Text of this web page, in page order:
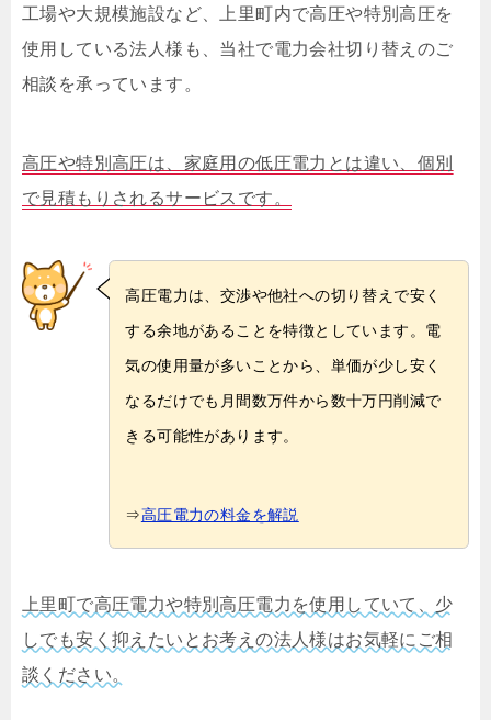
工場や大規模施設など、上里町内で高圧や特別高圧を
使用している法人様も、当社で電力会社切り替えのご
相談を承っています。
高圧や特別高圧は、家庭用の低圧電力とは違い、個別
で見積もりされるサービスです。
高圧電力は、交渉や他社への切り替えで安く
する余地があることを特徴としています。電
気の使用量が多いことから、単価が少し安く
なるだけでも月間数万件から数十万円削減で
きる可能性があります。
⇒高圧電力の料金を解説
上里町で高圧電力や特別高圧電力を使用していて、少
しでも安く抑えたいとお考えの法人様はお気軽にご相
談ください。